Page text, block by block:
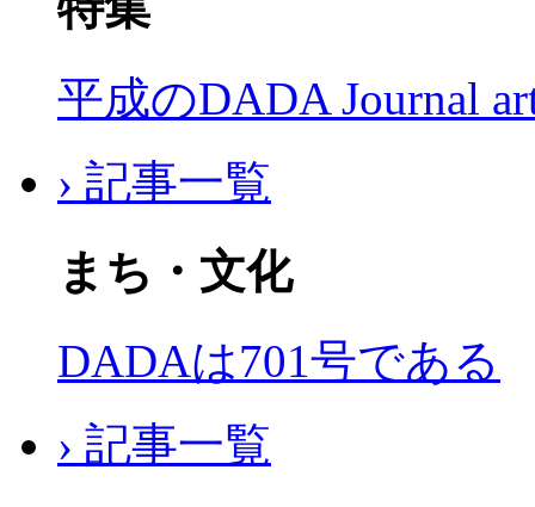
平成のDADA Journal
› 記事一覧
まち・文化
DADAは701号である
› 記事一覧